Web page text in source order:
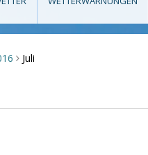
> Juli